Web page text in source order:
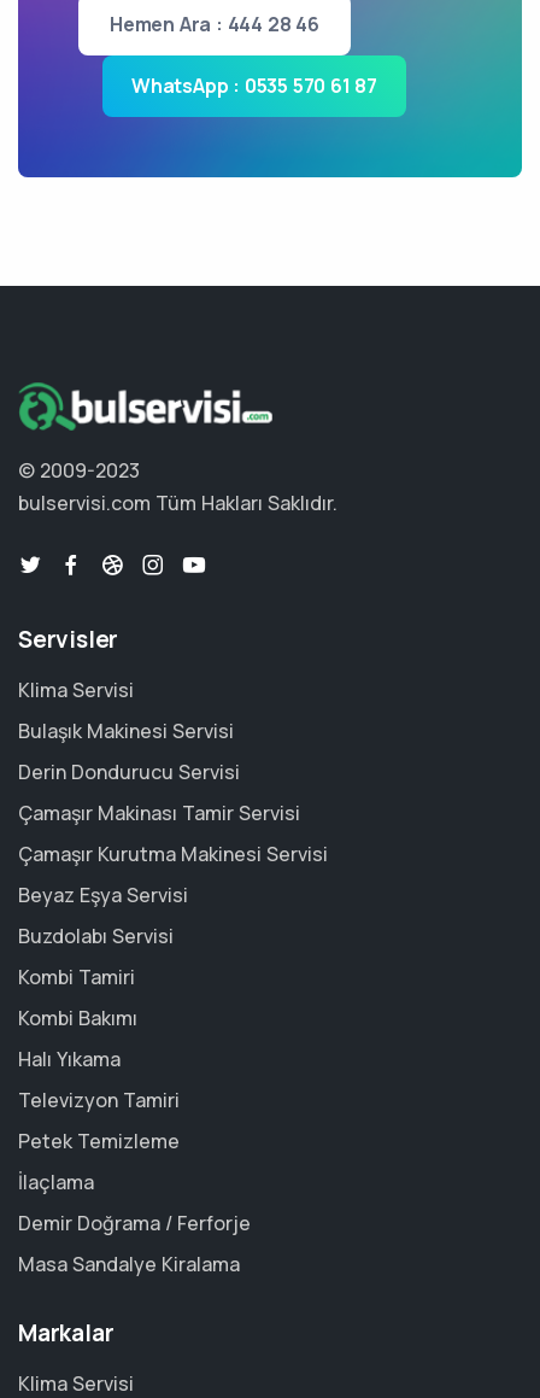
Hemen Ara : 444 28 46
WhatsApp : 0535 570 61 87
© 2009-2023
bulservisi.com Tüm Hakları Saklıdır.
Servisler
Klima Servisi
Bulaşık Makinesi Servisi
Derin Dondurucu Servisi
Çamaşır Makinası Tamir Servisi
Çamaşır Kurutma Makinesi Servisi
Beyaz Eşya Servisi
Buzdolabı Servisi
Kombi Tamiri
Kombi Bakımı
Halı Yıkama
Televizyon Tamiri
Petek Temizleme
İlaçlama
Demir Doğrama / Ferforje
Masa Sandalye Kiralama
Markalar
Klima Servisi